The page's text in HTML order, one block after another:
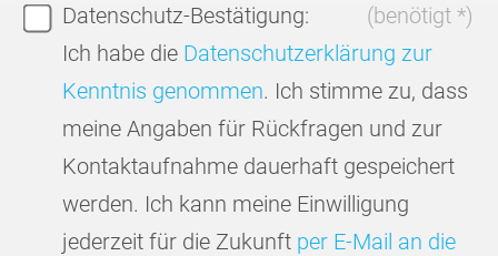
Datenschutz-Bestätigung:
(benötigt *)
Ich habe die Datenschutzerklärung zur
Kenntnis genommen. Ich stimme zu, dass
meine Angaben für Rückfragen und zur
Kontaktaufnahme dauerhaft gespeichert
werden. Ich kann meine Einwilligung
jederzeit für die Zukunft per E-Mail an die